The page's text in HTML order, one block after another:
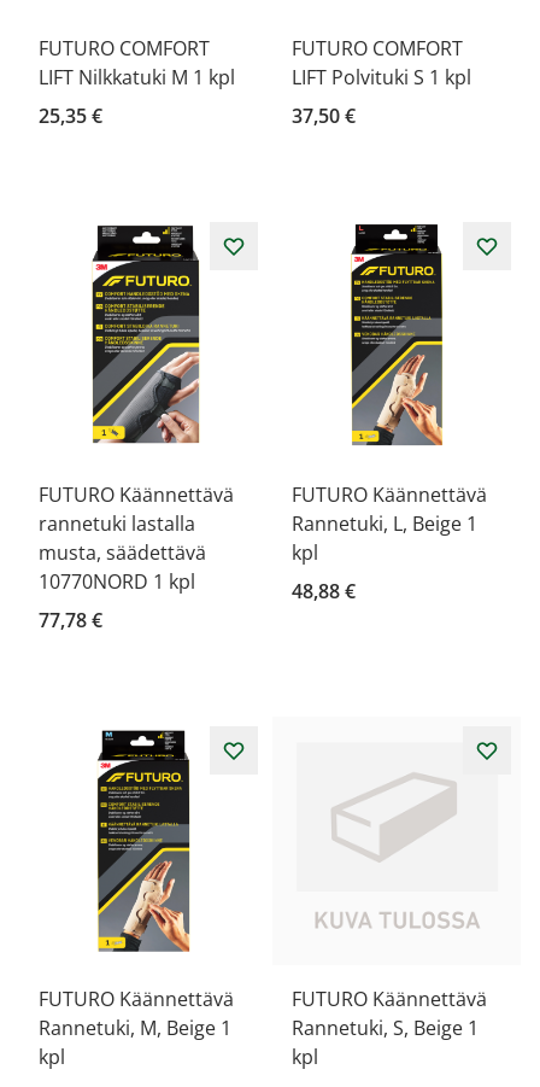
FUTURO COMFORT
LIFT Nilkkatuki M 1 kpl
25,35 €
FUTURO COMFORT
LIFT Polvituki S 1 kpl
37,50 €
FUTURO Käännettävä
rannetuki lastalla
musta, säädettävä
10770NORD 1 kpl
77,78 €
FUTURO Käännettävä
Rannetuki, L, Beige 1
kpl
48,88 €
FUTURO Käännettävä
Rannetuki, M, Beige 1
kpl
FUTURO Käännettävä
Rannetuki, S, Beige 1
kpl